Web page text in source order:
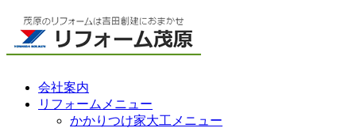
会社案内
リフォームメニュー
かかりつけ家大工メニュー